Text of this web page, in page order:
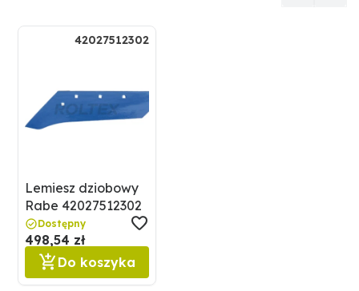
42027512302
Lemiesz dziobowy
Rabe 42027512302
Dostępny
498,54 zł
Do koszyka